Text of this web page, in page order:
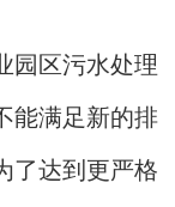
园区污水处理
能满足新的排
了达到更严格